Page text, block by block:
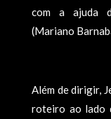
com a ajuda
(Mariano
Além de dirigir,
roteiro ao lado